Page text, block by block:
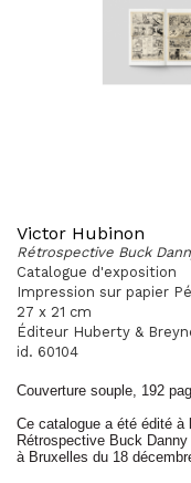
Victor Hubinon
Rétrospective Buck
Catalogue d'exposition
Impression sur papier
27 x 21 cm
Éditeur Huberty &
id. 60104
Couverture souple, 192
Ce catalogue a été édité à
Rétrospective Buck
à Bruxelles du 18